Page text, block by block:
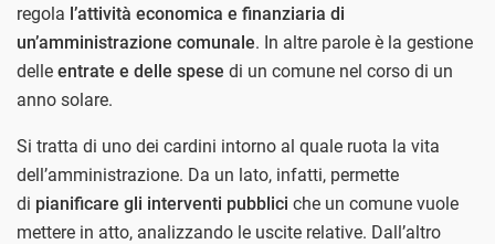
regola l’attività economica e finanziaria di
un’amministrazione comunale. In altre parole è la gestione
delle entrate e delle spese di un comune nel corso di un
anno solare.
Si tratta di uno dei cardini intorno al quale ruota la vita
dell’amministrazione. Da un lato, infatti, permette
di pianificare gli interventi pubblici che un comune vuole
mettere in atto, analizzando le uscite relative. Dall’altro